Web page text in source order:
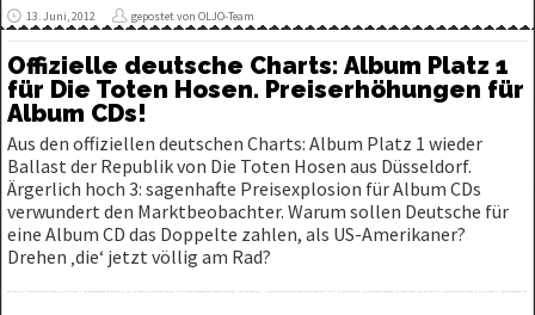
13. Juni, 2012 gepostet von OLJO-Team
Offizielle deutsche Charts: Album Platz 1
für Die Toten Hosen. Preiserhöhungen für
Album CDs!
Aus den offiziellen deutschen Charts: Album Platz 1 wieder
Ballast der Republik von Die Toten Hosen aus Düsseldorf.
Ärgerlich hoch 3: sagenhafte Preisexplosion für Album CDs
verwundert den Marktbeobachter. Warum sollen Deutsche für
eine Album CD das Doppelte zahlen, als US-Amerikaner?
Drehen ‚die‘ jetzt völlig am Rad?